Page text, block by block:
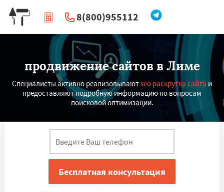
8(800)955112
| Перезвоните мне
продвижение сайтов в Лиме
Специалисты активно реализовываютseo раскрутка сайта и
предоставляют подробную информацию по вопросам
поисковой оптимизации.